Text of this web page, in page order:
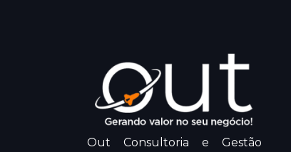
Out Consultoria e Gestão